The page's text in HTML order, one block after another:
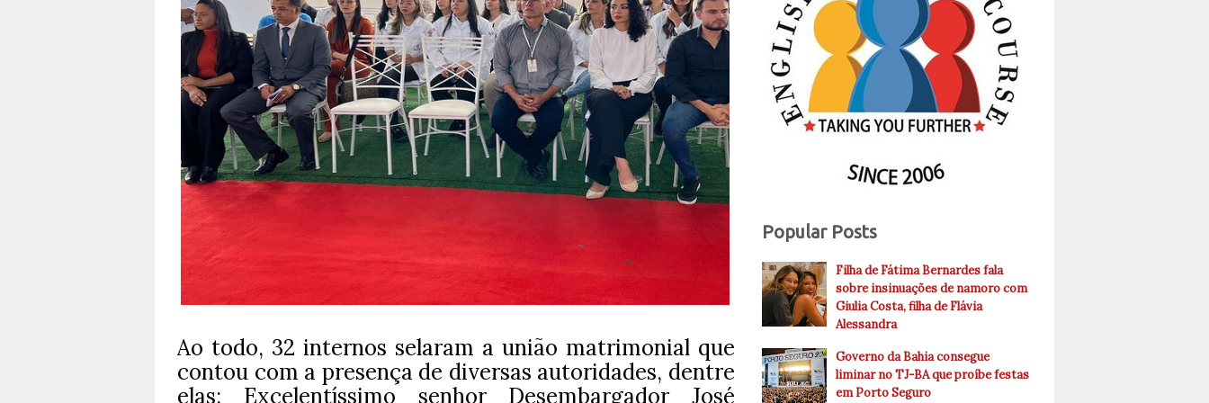
Ao todo, 32 internos selaram a união matrimonial que
contou com a presença de diversas autoridades, dentre
elas: Excelentíssimo senhor Desembargador José
Popular Posts
Filha de Fátima Bernardes fala
sobre insinuações de namoro com
Giulia Costa, filha de Flávia
Alessandra
Governo da Bahia consegue
liminar no TJ-BA que proíbe festas
em Porto Seguro